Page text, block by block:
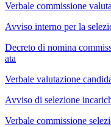
Verbale commissione
Avviso interno per la
Decreto di nomina
ata
Verbale valutazione
Avviso di selezione
Verbale commissione